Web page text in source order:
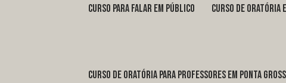
curso para falar em público curso de oratória
curso de oratória para professores em Ponta